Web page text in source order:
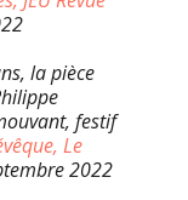
la pièce
festif
Le
2022